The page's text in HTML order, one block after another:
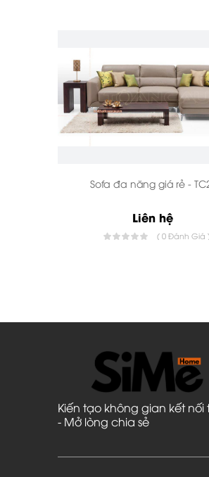
đen temper 10mm. Tất
Sofa đa năng giá rẻ -
Liên hệ
( 0 Đánh Giá
Kiến tạo không gian kết nối
- Mở lòng chia sẻ